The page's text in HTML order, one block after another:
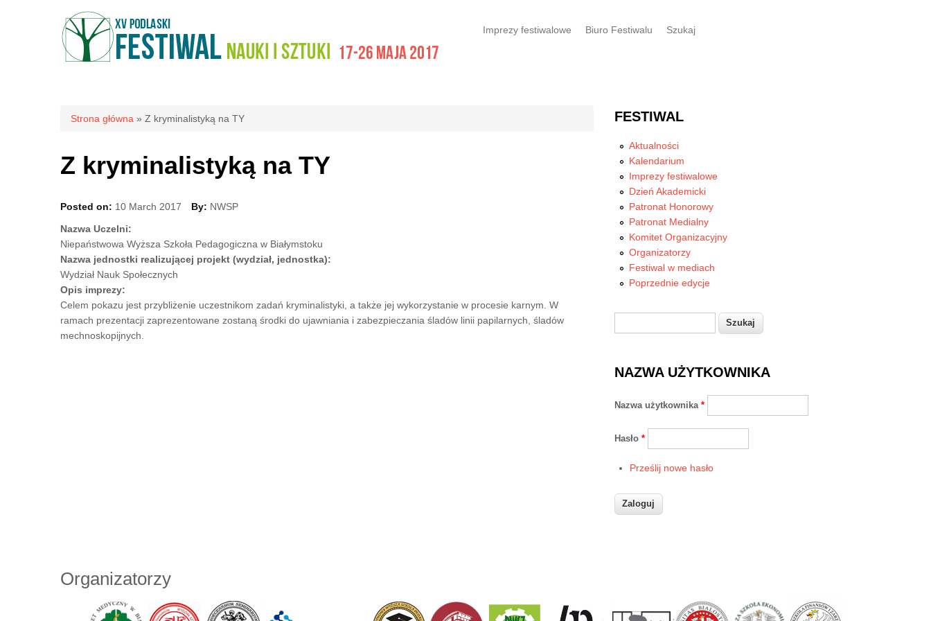
Imprezy festiwalowe Biuro Festiwalu Szukaj
Jesteś tutaj
Strona główna » Z kryminalistyką na TY
Z kryminalistyką na TY
Posted on: 10 March 2017 By: NWSP
Nazwa Uczelni:
Niepaństwowa Wyższa Szkoła Pedagogiczna w Białymstoku
Nazwa jednostki realizującej projekt (wydział, jednostka):
Wydział Nauk Społecznych
Opis imprezy:
Celem pokazu jest przybliżenie uczestnikom zadań kryminalistyki, a także jej wykorzystanie w procesie karnym. W
ramach prezentacji zaprezentowane zostaną środki do ujawniania i zabezpieczania śladów linii papilarnych, śladów
mechnoskopijnych.
FESTIWAL
Aktualności
Kalendarium
Imprezy festiwalowe
Dzień Akademicki
Patronat Honorowy
Patronat Medialny
Komitet Organizacyjny
Organizatorzy
Festiwal w mediach
Poprzednie edycje
Formularz wyszukiwania
NAZWA UŻYTKOWNIKA
Nazwa użytkownika *
Hasło *
Prześlij nowe hasło
Organizatorzy